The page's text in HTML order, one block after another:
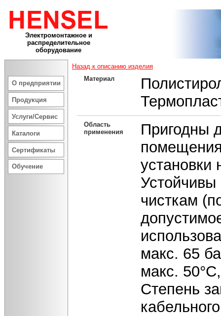
Электромонтажное и
распределительное
оборудование
О предприятии
Продукция
Услуги/Сервис
Каталоги
Сертификаты
Обучение
Назад к описанию изделия
Материал
Область
применения
Пригодны
установки
Устойчивы
чисткам
макс. 65
макс.
Степень